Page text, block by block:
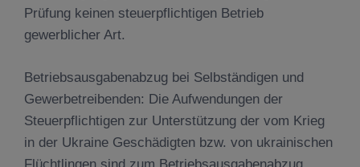
Prüfung keinen steuerpflichtigen Betrieb
gewerblicher Art.
Betriebsausgabenabzug bei Selbständigen und
Gewerbetreibenden: Die Aufwendungen der
Steuerpflichtigen zur Unterstützung der vom Krieg
in der Ukraine Geschädigten bzw. von ukrainischen
Flüchtlingen sind zum Betriebsausgabenabzug